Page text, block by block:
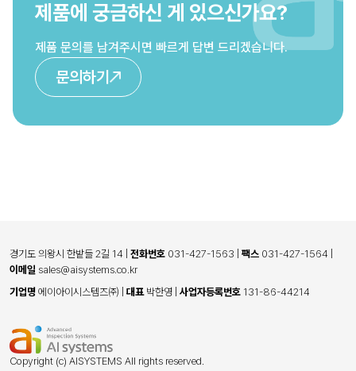
제품에 궁금하신 게 있으신가요?
제품 문의를 남겨주시면 빠르게 답변 드리겠습니다.
문의하기
경기도 의왕시 한밭들 2길 14 전화번호 031-427-1563 팩스 031-427-1564
이메일 sales@aisystems.co.kr
기업명 에이아이시스템즈㈜ 대표박한영 사업자등록번호 131-86-44214
Copyright (c) AISYSTEMS All rights reserved.